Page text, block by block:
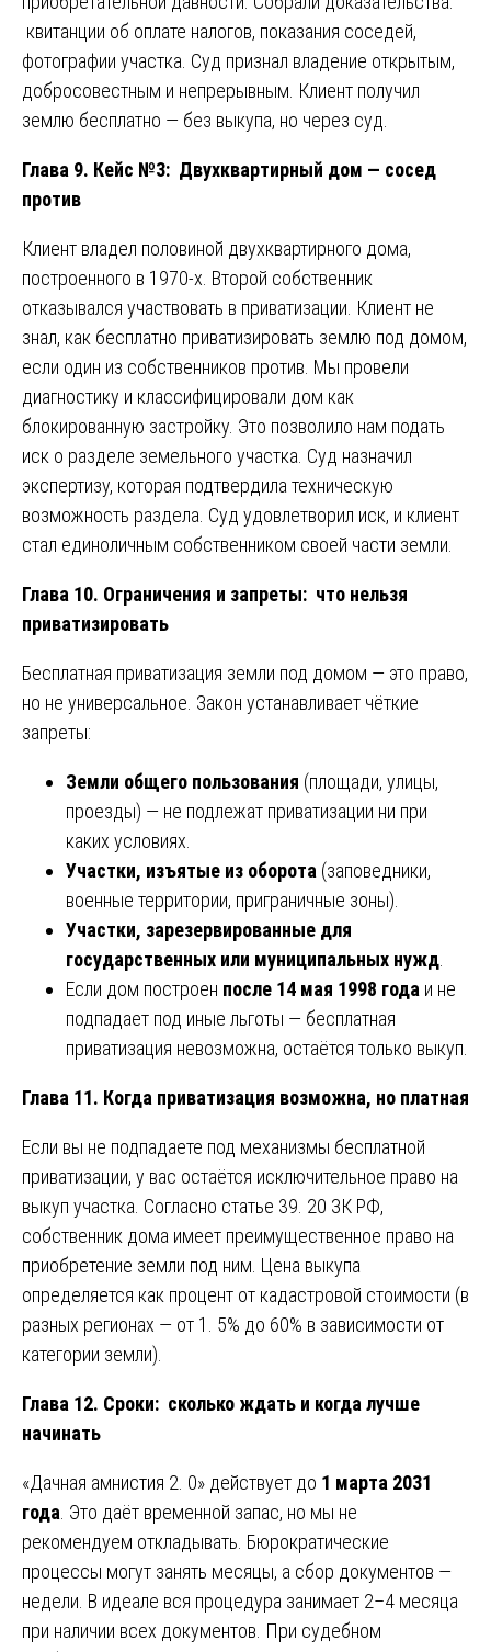
квитанции об оплате налогов, показания соседей,
фотографии участка. Суд признал владение открытым,
добросовестным и непрерывным. Клиент получил
землю бесплатно — без выкупа, но через суд.
Глава 9. Кейс №3: Двухквартирный дом — сосед
против
Клиент владел половиной двухквартирного дома,
построенного в 1970-х. Второй собственник
отказывался участвовать в приватизации. Клиент не
знал, как бесплатно приватизировать землю под домом,
если один из собственников против. Мы провели
диагностику и классифицировали дом как
блокированную застройку. Это позволило нам подать
иск о разделе земельного участка. Суд назначил
экспертизу, которая подтвердила техническую
возможность раздела. Суд удовлетворил иск, и клиент
стал единоличным собственником своей части земли.
Глава 10. Ограничения и запреты: что нельзя
приватизировать
Бесплатная приватизация земли под домом — это право,
но не универсальное. Закон устанавливает чёткие
запреты:
Земли общего пользования (площади, улицы,
проезды) — не подлежат приватизации ни при
каких условиях.
Участки, изъятые из оборота (заповедники,
военные территории, приграничные зоны).
Участки, зарезервированные для
государственных или муниципальных нужд
Если дом построен после 14 мая 1998 года и не
подпадает под иные льготы — бесплатная
приватизация невозможна, остаётся только выкуп.
Глава 11. Когда приватизация возможна, но платная
Если вы не подпадаете под механизмы бесплатной
приватизации, у вас остаётся исключительное право на
выкуп участка. Согласно статье 39. 20 ЗК РФ,
собственник дома имеет преимущественное право на
приобретение земли под ним. Цена выкупа
определяется как процент от кадастровой стоимости (в
разных регионах — от 1. 5% до 60% в зависимости от
категории земли).
Глава 12. Сроки: сколько ждать и когда лучше
начинать
«Дачная амнистия 2. 0» действует до 1 марта 2031
года . Это даёт временной запас, но мы не
рекомендуем откладывать. Бюрократические
процессы могут занять месяцы, а сбор документов —
недели. В идеале вся процедура занимает 2–4 месяца
при наличии всех документов. При судебном